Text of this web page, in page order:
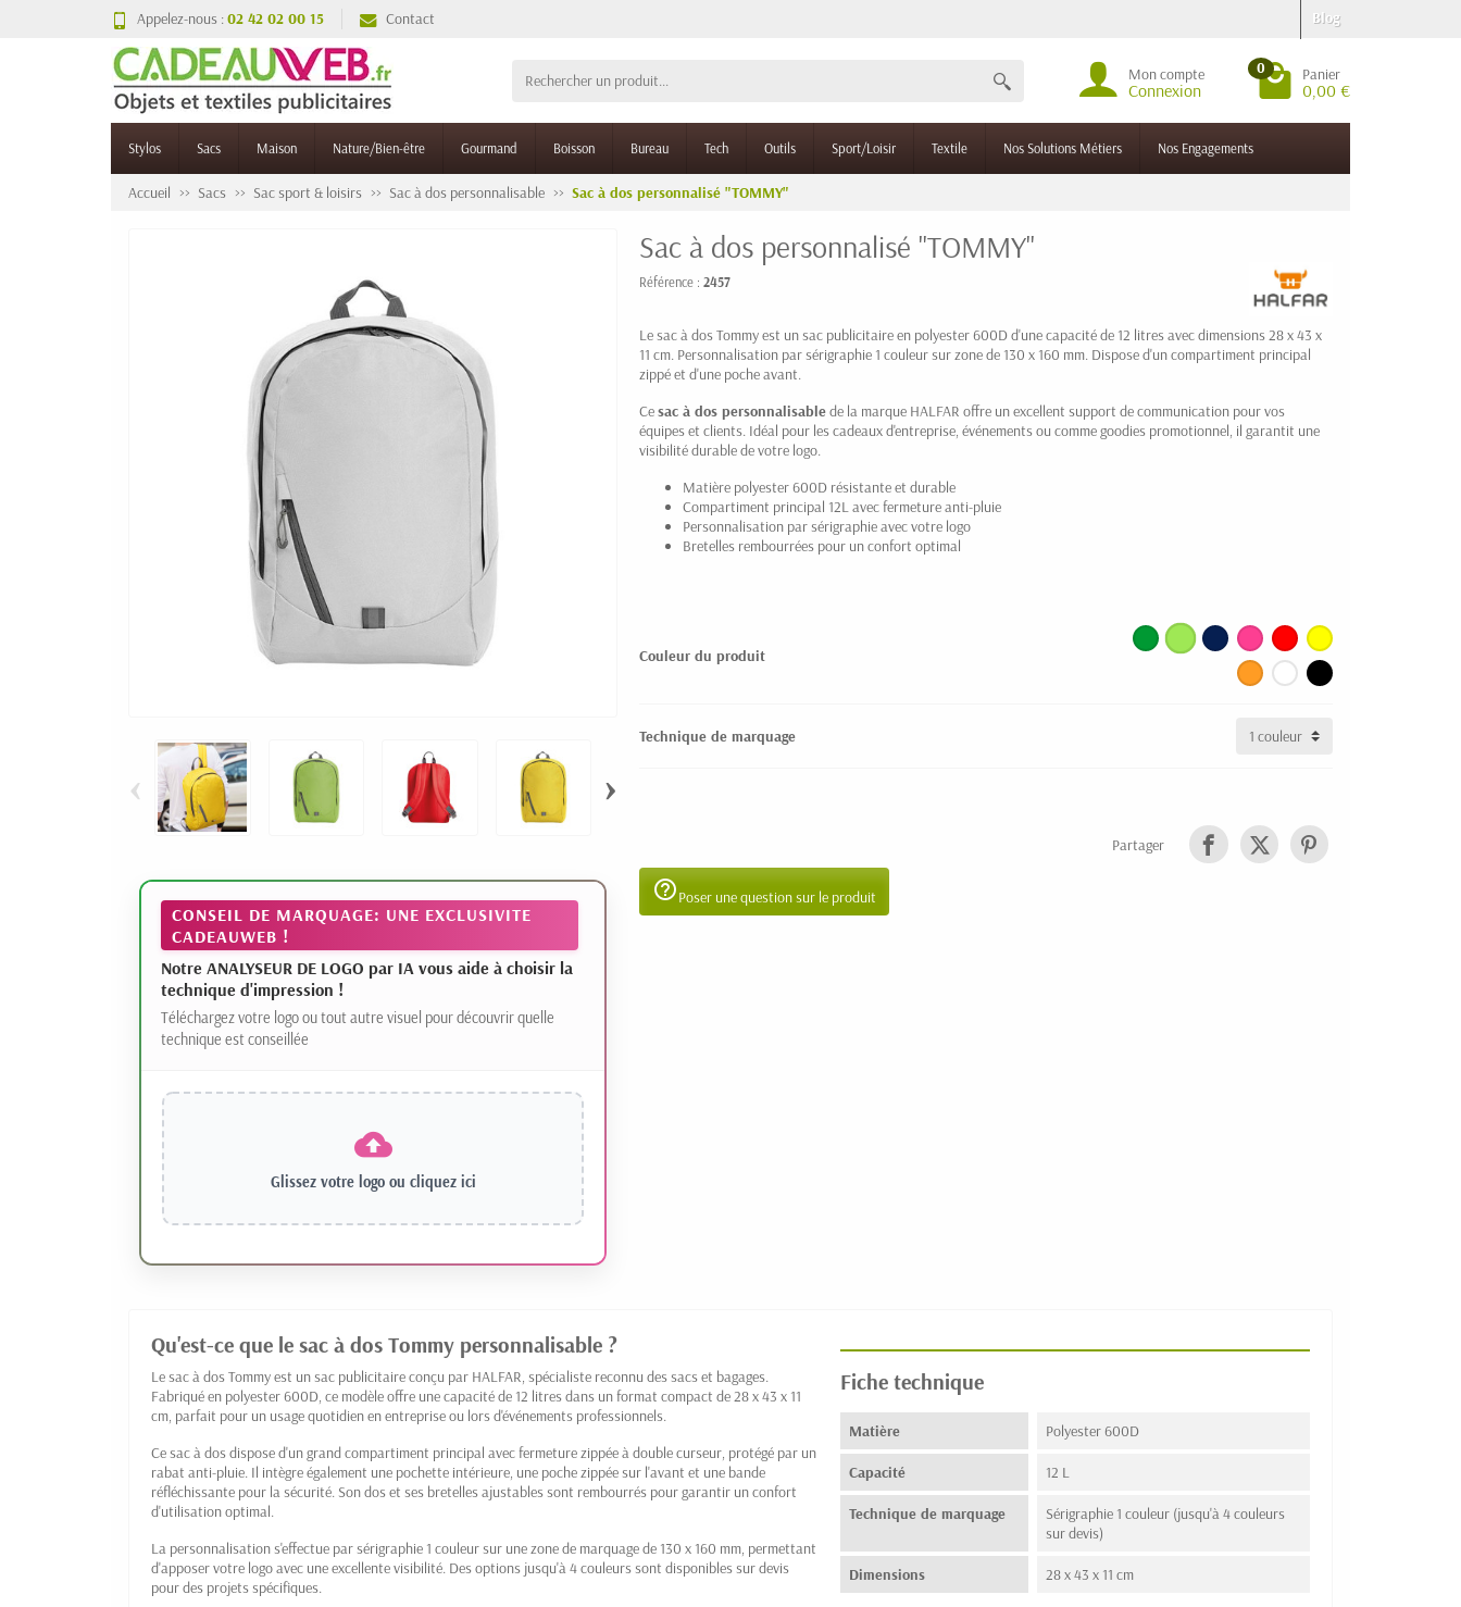
Appelez-nous :02 42 02 00 15 Contact Blog
Mon compte
Connexion
0 Panier
0,00 €
Stylos Sacs Maison Nature/Bien-être Gourmand Boisson Bureau Tech Outils Sport/Loisir Textile Nos Solutions Métiers Nos Engagements
Accueil Sacs Sac sport & loisirs Sac à dos personnalisable Sac à dos personnalisé "TOMMY"
‹ ›
CONSEIL DE MARQUAGE: UNE EXCLUSIVITE
CADEAUWEB !
Notre ANALYSEUR DE LOGO par IA vous aide à choisir la
technique d'impression !
Téléchargez votre logo ou tout autre visuel pour découvrir quelle
technique est conseillée
Glissez votre logo ou cliquez ici
Sac à dos personnalisé "TOMMY"
Référence : 2457
Le sac à dos Tommy est un sac publicitaire en polyester 600D d'une capacité de 12 litres avec dimensions 28 x 43 x
11 cm. Personnalisation par sérigraphie 1 couleur sur zone de 130 x 160 mm. Dispose d'un compartiment principal
zippé et d'une poche avant.
Cesac à dos personnalisablede la marque HALFAR offre un excellent support de communication pour vos
équipes et clients. Idéal pour les cadeaux d'entreprise, événements ou comme goodies promotionnel, il garantit une
visibilité durable de votre logo.
Matière polyester 600D résistante et durable
Compartiment principal 12L avec fermeture anti-pluie
Personnalisation par sérigraphie avec votre logo
Bretelles rembourrées pour un confort optimal
Couleur du produit
Technique de marquage
Partager
help_outlinePoser une question sur le produit
Qu'est-ce que le sac à dos Tommy personnalisable ?
Le sac à dos Tommy est un sac publicitaire conçu par HALFAR, spécialiste reconnu des sacs et bagages.
Fabriqué en polyester 600D, ce modèle offre une capacité de 12 litres dans un format compact de 28 x 43 x 11
cm, parfait pour un usage quotidien en entreprise ou lors d'événements professionnels.
Ce sac à dos dispose d'un grand compartiment principal avec fermeture zippée à double curseur, protégé par un
rabat anti-pluie. Il intègre également une pochette intérieure, une poche zippée sur l'avant et une bande
réfléchissante pour la sécurité. Son dos et ses bretelles ajustables sont rembourrés pour garantir un confort
d'utilisation optimal.
La personnalisation s'effectue par sérigraphie 1 couleur sur une zone de marquage de 130 x 160 mm, permettant
d'apposer votre logo avec une excellente visibilité. Des options jusqu'à 4 couleurs sont disponibles sur devis
pour des projets spécifiques.
Fiche technique
Matière Polyester 600D
Capacité 12 L
Technique de marquage
Sérigraphie 1 couleur (jusqu'à 4 couleurs
sur devis)
Dimensions 28 x 43 x 11 cm